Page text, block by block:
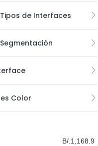
de Interfaces
Color
B/.1,168.9